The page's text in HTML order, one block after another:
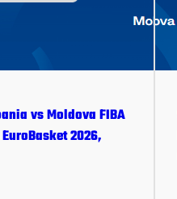
vs Moldova FIBA
EuroBasket 2026,